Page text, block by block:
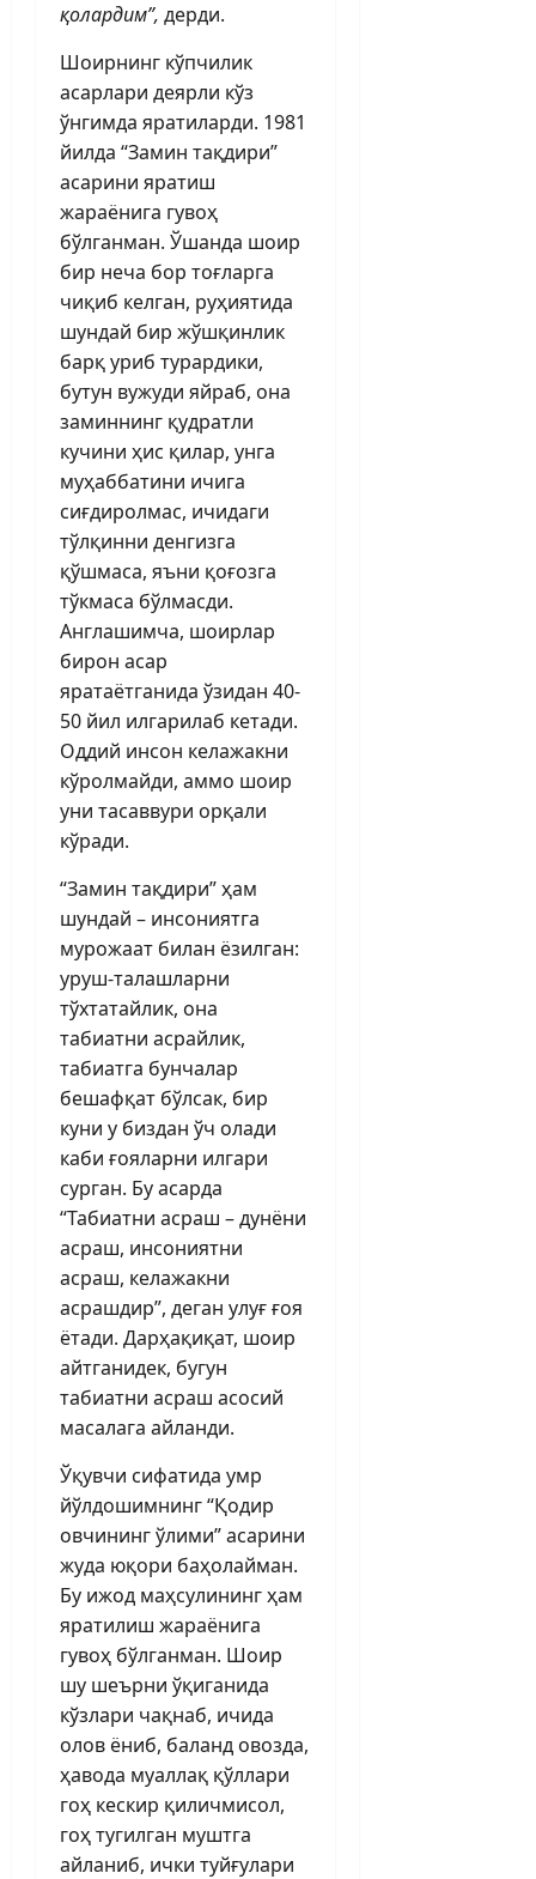
қолардим”, дерди.
Шоирнинг кўпчилик
асарлари деярли кўз
ўнгимда яратиларди. 1981
йилда “Замин тақдири”
асарини яратиш
жараёнига гувоҳ
бўлганман. Ўшанда шоир
бир неча бор тоғларга
чиқиб келган, руҳиятида
шундай бир жўшқинлик
барқ уриб турардики,
бутун вужуди яйраб, она
заминнинг қудратли
кучини ҳис қилар, унга
муҳаббатини ичига
сиғдиролмас, ичидаги
тўлқинни денгизга
қўшмаса, яъни қоғозга
тўкмаса бўлмасди.
Англашимча, шоирлар
бирон асар
яратаётганида ўзидан 40-
50 йил илгарилаб кетади.
Оддий инсон келажакни
кўролмайди, аммо шоир
уни тасаввури орқали
кўради.
“Замин тақдири” ҳам
шундай – инсониятга
мурожаат билан ёзилган:
уруш-талашларни
тўхтатайлик, она
табиатни асрайлик,
табиатга бунчалар
бешафқат бўлсак, бир
куни у биздан ўч олади
каби ғояларни илгари
сурган. Бу асарда
“Табиатни асраш – дунёни
асраш, инсониятни
асраш, келажакни
асрашдир”, деган улуғ ғоя
ётади. Дарҳақиқат, шоир
айтганидек, бугун
табиатни асраш асосий
масалага айланди.
Ўқувчи сифатида умр
йўлдошимнинг “Қодир
овчининг ўлими” асарини
жуда юқори баҳолайман.
Бу ижод маҳсулининг ҳам
яратилиш жараёнига
гувоҳ бўлганман. Шоир
шу шеърни ўқиганида
кўзлари чақнаб, ичида
олов ёниб, баланд овозда,
ҳавода муаллақ қўллари
гоҳ кес­кир қиличмисол,
гоҳ тугилган муштга
айланиб, ички туйғулари